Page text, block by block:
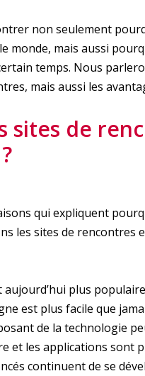
non seulement
mais aussi
temps. Nous
mais aussi les
sites de
qui expliquent
les sites de rencontres
aujourd’hui plus
est plus facile que
de la technologie
et les applications sont
continuent de se